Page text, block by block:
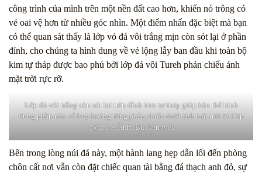
công trình của mình trên một nền đất cao hơn, khiến nó trông có
vẻ oai vệ hơn từ nhiều góc nhìn. Một điểm nhấn đặc biệt mà bạn
có thể quan sát thấy là lớp vỏ đá vôi trắng mịn còn sót lại ở phần
đỉnh, cho chúng ta hình dung về vẻ lộng lẫy ban đầu khi toàn bộ
kim tự tháp được bao phủ bởi lớp đá vôi Tureh phản chiếu ánh
mặt trời rực rỡ.
Lớp đá vôi trắng còn sót lại trên đỉnh kim tự tháp giúp hậu thế hình
dung phần nào vẻ huy hoàng từng phản chiếu dưới ánh mặt trời Ai Cập
cổ đại. – Ảnh: Bucketravel
Bên trong lòng núi đá này, một hành lang hẹp dẫn lối đến phòng
chôn cất nơi vẫn còn đặt chiếc quan tài bằng đá thạch anh đỏ, sự